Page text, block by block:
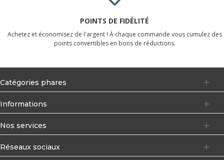
POINTS DE FIDÉLITÉ
Achetez et économisez de l'argent ! À chaque commande vous cumulez des
points convertibles en bons de réductions.
Catégories phares
Informations
Nos services
Réseaux sociaux